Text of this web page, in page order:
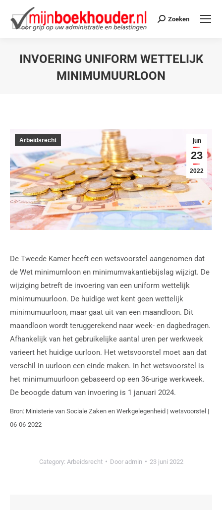
Zoeken
INVOERING UNIFORM WETTELIJK
MINIMUMUURLOON
jun
23
2022
Arbeidsrecht
De Tweede Kamer heeft een wetsvoorstel aangenomen dat
de Wet minimumloon en minimumvakantiebijslag wijzigt. De
wijziging betreft de invoering van een uniform wettelijk
minimumuurloon. De huidige wet kent geen wettelijk
minimumuurloon, maar gaat uit van een maandloon. Dit
maandloon wordt teruggerekend naar week- en dagbedragen.
Afhankelijk van het gebruikelijke aantal uren per werkweek
varieert het huidige uurloon. Het wetsvoorstel moet aan dat
verschil in uurloon een einde maken. In het wetsvoorstel is
het minimumuurloon gebaseerd op een 36-urige werkweek.
De beoogde datum van invoering is 1 januari 2024.
Bron: Ministerie van Sociale Zaken en Werkgelegenheid | wetsvoorstel |
06-06-2022
Category: Arbeidsrecht Door admin 23 juni 2022